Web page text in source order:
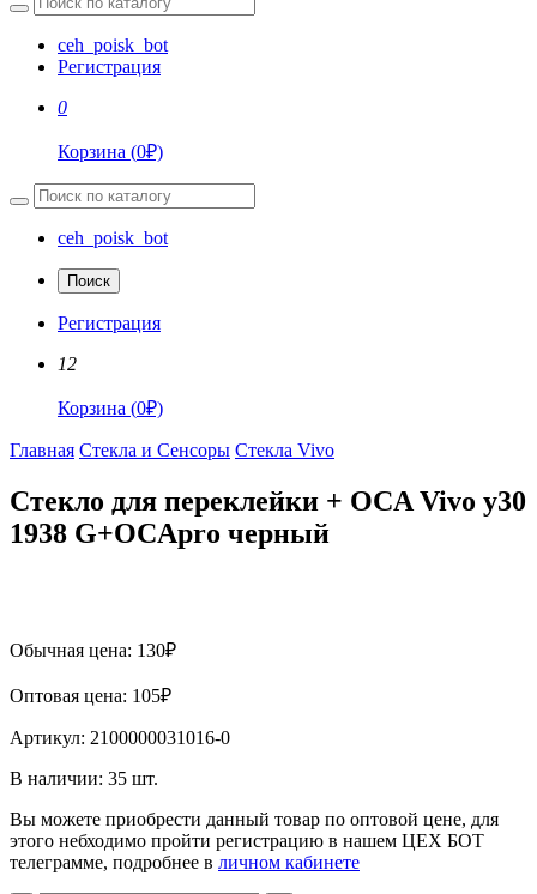
ceh_poisk_bot
Регистрация
0
Корзина (0₽)
ceh_poisk_bot
Поиск
Регистрация
12
Корзина (0₽)
Главная Стекла и Сенсоры Стекла Vivo
Стекло для переклейки + OCA Vivo y30
1938 G+OCApro черный
Обычная цена: 130₽
Оптовая цена: 105₽
Артикул: 2100000031016-0
В наличии: 35 шт.
Вы можете приобрести данный товар по оптовой цене, для
этого небходимо пройти регистрацию в нашем ЦЕХ БОТ
телеграмме, подробнее в личном кабинете